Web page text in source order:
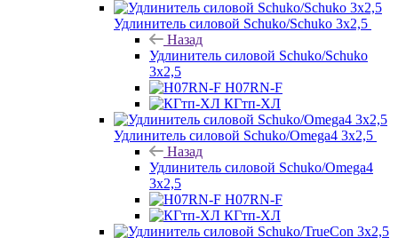
Удлинитель силовой Schuko/Schuko 3х2,5
Назад
Удлинитель силовой Schuko/Schuko
3х2,5
H07RN-F
КГтп-ХЛ
Удлинитель силовой Schuko/Omega4 3х2,5
Назад
Удлинитель силовой Schuko/Omega4
3х2,5
H07RN-F
КГтп-ХЛ